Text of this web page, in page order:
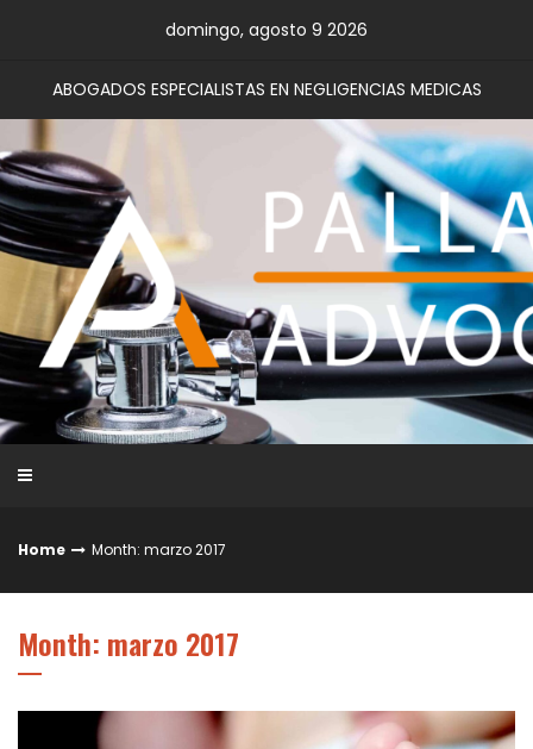
domingo, agosto 9 2026
ABOGADOS ESPECIALISTAS EN NEGLIGENCIAS MEDICAS
Home Month: marzo 2017
Month: marzo 2017